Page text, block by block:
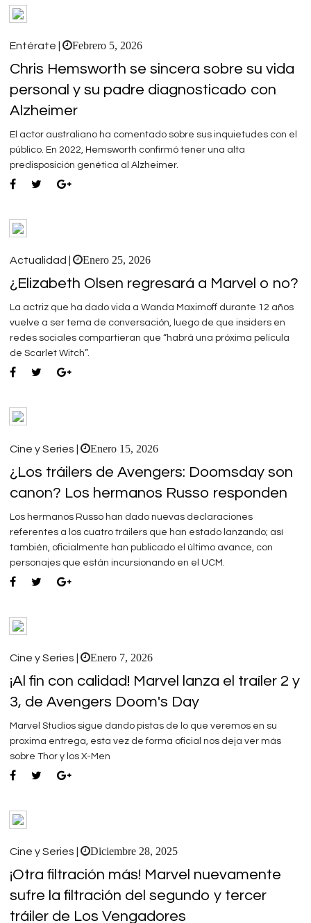
Entérate | Febrero 5, 2026
Chris Hemsworth se sincera sobre su vida
personal y su padre diagnosticado con
Alzheimer
El actor australiano ha comentado sobre sus inquietudes con el
público. En 2022, Hemsworth confirmó tener una alta
predisposición genética al Alzheimer.
Actualidad | Enero 25, 2026
¿Elizabeth Olsen regresará a Marvel o no?
La actriz que ha dado vida a Wanda Maximoff durante 12 años
vuelve a ser tema de conversación, luego de que insiders en
redes sociales compartieran que “habrá una próxima película
de Scarlet Witch”.
Cine y Series | Enero 15, 2026
¿Los tráilers de Avengers: Doomsday son
canon? Los hermanos Russo responden
Los hermanos Russo han dado nuevas declaraciones
referentes a los cuatro tráilers que han estado lanzando; así
también, oficialmente han publicado el último avance, con
personajes que están incursionando en el UCM.
Cine y Series | Enero 7, 2026
¡Al fin con calidad! Marvel lanza el traíler 2 y
3, de Avengers Doom's Day
Marvel Studios sigue dando pistas de lo que veremos en su
proxima entrega, esta vez de forma oficial nos deja ver más
sobre Thor y los X-Men
Cine y Series | Diciembre 28, 2025
¡Otra filtración más! Marvel nuevamente
sufre la filtración del segundo y tercer
tráiler de Los Vengadores